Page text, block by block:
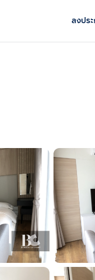
ลงปร
เลือกยูนิตเพื่อเปรียบเทียบ
เลือกได้สูงสุด 3 รายการ
เปรียบเทียบ
ลบทั้งหมด